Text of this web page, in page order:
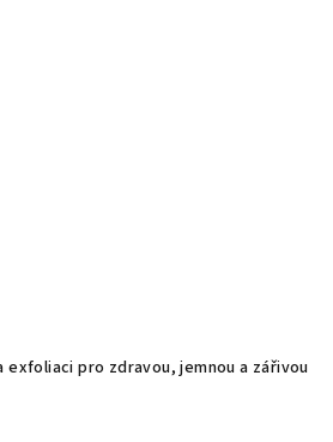
exfoliaci pro zdravou, jemnou a zářivou